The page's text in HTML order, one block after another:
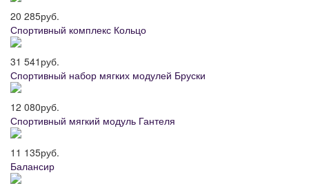
20 285руб.
Спортивный комплекс Кольцо
31 541 руб.
Спортивный набор мягких модулей Бруски
12 080руб.
Спортивный мягкий модуль Гантеля
11 135руб.
Балансир